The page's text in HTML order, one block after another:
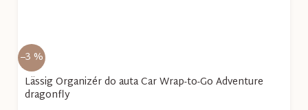
–3 %
Lässig Organizér do auta Car Wrap-to-Go Adventure
dragonfly